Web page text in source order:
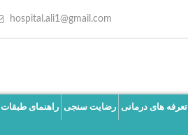
hospital.ali1@gmail.com
تعرفه های درمانی رضایت سنجی راهنمای طبقات